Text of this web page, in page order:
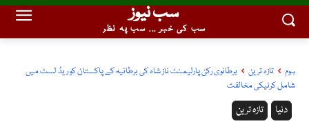
سب نیوز
سب کی خبر ... سب پہ نظر
ہوم تازہ ترین
برطانوی رکن پارلیمنٹ ناز شاہ کی برطانیہ کے پاکستان کو ریڈ لسٹ میں
شامل کرنیکی مخالفت
تازہ ترین دنیا